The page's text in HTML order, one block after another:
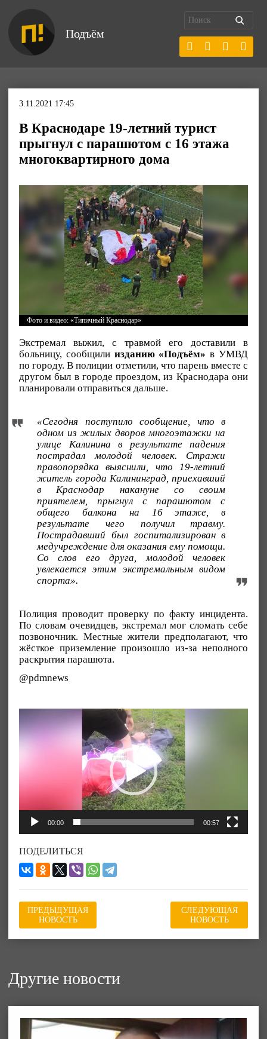
Подъём
3.11.2021 17:45
В Краснодаре 19-летний турист
прыгнул с парашютом с 16 этажа
многоквартирного дома
Фото и видео: «Типичный Краснодар»
Экстремал выжил, с травмой его доставили в
больницу, сообщили изданию «Подъём» в УМВД
по городу. В полиции отметили, что парень вместе с
другом был в городе проездом, из Краснодара они
планировали отправиться дальше.
«Сегодня поступило сообщение, что в
одном из жилых дворов многоэтажки на
улице Калинина в результате падения
пострадал молодой человек. Стражи
правопорядка выяснили, что 19-летний
житель города Калининград, приехавший
в Краснодар накануне со своим
приятелем, прыгнул с парашютом с
общего балкона на 16 этаже, в
результате чего получил травму.
Пострадавший был госпитализирован в
медучреждение для оказания ему помощи.
Со слов его друга, молодой человек
увлекается этим экстремальным видом
спорта».
Полиция проводит проверку по факту инцидента.
По словам очевидцев, экстремал мог сломать себе
позвоночник. Местные жители предполагают, что
жёсткое приземление произошло из-за неполного
раскрытия парашюта.
@pdmnews
00:00 00:57
ПОДЕЛИТЬСЯ
ПРЕДЫДУЩАЯ
НОВОСТЬ
СЛЕДУЮЩАЯ
НОВОСТЬ
Другие новости